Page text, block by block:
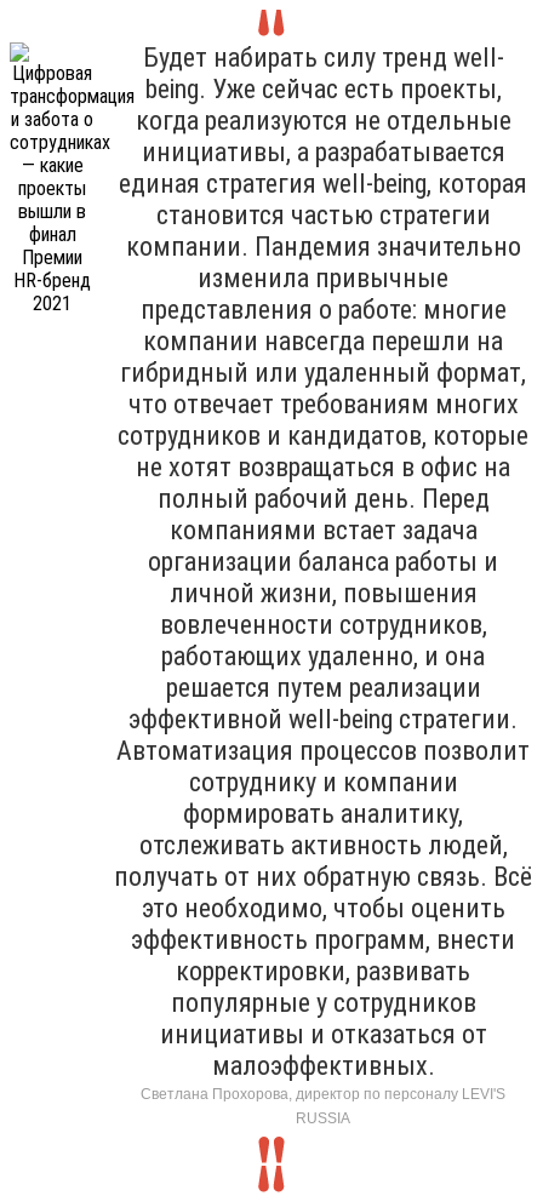
Будет набирать силу тренд well-
being. Уже сейчас есть проекты,
когда реализуются не отдельные
инициативы, а разрабатывается
единая стратегия well-being, которая
становится частью стратегии
компании. Пандемия значительно
изменила привычные
представления о работе: многие
компании навсегда перешли на
гибридный или удаленный формат,
что отвечает требованиям многих
сотрудников и кандидатов, которые
не хотят возвращаться в офис на
полный рабочий день. Перед
компаниями встает задача
организации баланса работы и
личной жизни, повышения
вовлеченности сотрудников,
работающих удаленно, и она
решается путем реализации
эффективной well-being стратегии.
Автоматизация процессов позволит
сотруднику и компании
формировать аналитику,
отслеживать активность людей,
получать от них обратную связь. Всё
это необходимо, чтобы оценить
эффективность программ, внести
корректировки, развивать
популярные у сотрудников
инициативы и отказаться от
малоэффективных.
Светлана Прохорова, директор по персоналу LEVI'S
RUSSIA